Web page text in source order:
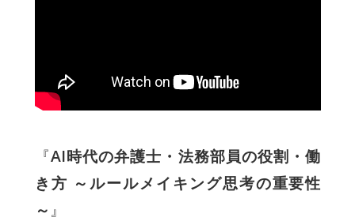
『AI時代の弁護士・法務部員の役割・働
き方 ～ルールメイキング思考の重要性
～』